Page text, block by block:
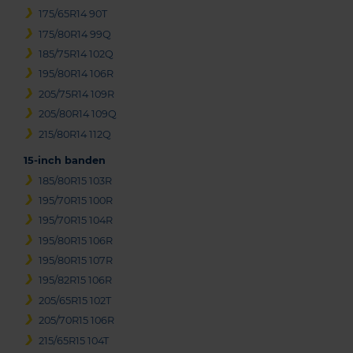
175/65R14 90T
175/80R14 99Q
185/75R14 102Q
195/80R14 106R
205/75R14 109R
205/80R14 109Q
215/80R14 112Q
15-inch banden
185/80R15 103R
195/70R15 100R
195/70R15 104R
195/80R15 106R
195/80R15 107R
195/82R15 106R
205/65R15 102T
205/70R15 106R
215/65R15 104T